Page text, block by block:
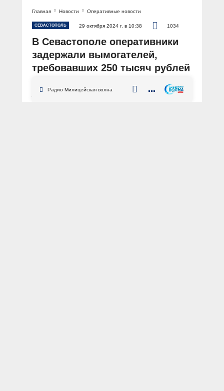
Главная Новости Оперативные новости
СЕВАСТОПОЛЬ 29 октября 2024 г. в 10:38 1034
В Севастополе оперативники
задержали вымогателей,
требовавших 250 тысяч рублей
Радио Милицейская волна